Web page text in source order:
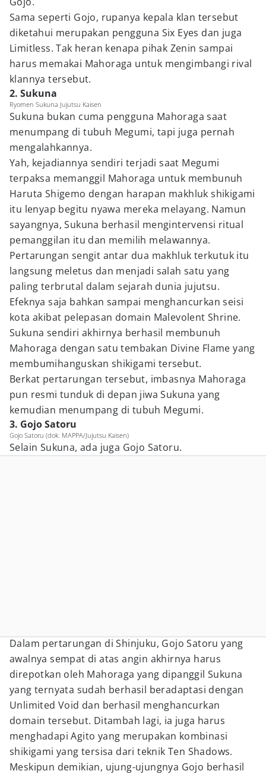
Sama seperti Gojo, rupanya kepala klan tersebut
diketahui merupakan pengguna Six Eyes dan juga
Limitless. Tak heran kenapa pihak Zenin sampai
harus memakai Mahoraga untuk mengimbangi rival
klannya tersebut.
2. Sukuna
Ryomen Sukuna Jujutsu Kaisen
Sukuna bukan cuma pengguna Mahoraga saat
menumpang di tubuh Megumi, tapi juga pernah
mengalahkannya.
Yah, kejadiannya sendiri terjadi saat Megumi
terpaksa memanggil Mahoraga untuk membunuh
Haruta Shigemo dengan harapan makhluk shikigami
itu lenyap begitu nyawa mereka melayang. Namun
sayangnya, Sukuna berhasil mengintervensi ritual
pemanggilan itu dan memilih melawannya.
Pertarungan sengit antar dua makhluk terkutuk itu
langsung meletus dan menjadi salah satu yang
paling terbrutal dalam sejarah dunia jujutsu.
Efeknya saja bahkan sampai menghancurkan seisi
kota akibat pelepasan domain Malevolent Shrine.
Sukuna sendiri akhirnya berhasil membunuh
Mahoraga dengan satu tembakan Divine Flame yang
membumihanguskan shikigami tersebut.
Berkat pertarungan tersebut, imbasnya Mahoraga
pun resmi tunduk di depan jiwa Sukuna yang
kemudian menumpang di tubuh Megumi.
3. Gojo Satoru
Gojo Satoru (dok. MAPPA/Jujutsu Kaisen)
Selain Sukuna, ada juga Gojo Satoru.
Dalam pertarungan di Shinjuku, Gojo Satoru yang
awalnya sempat di atas angin akhirnya harus
direpotkan oleh Mahoraga yang dipanggil Sukuna
yang ternyata sudah berhasil beradaptasi dengan
Unlimited Void dan berhasil menghancurkan
domain tersebut. Ditambah lagi, ia juga harus
menghadapi Agito yang merupakan kombinasi
shikigami yang tersisa dari teknik Ten Shadows.
Meskipun demikian, ujung-ujungnya Gojo berhasil